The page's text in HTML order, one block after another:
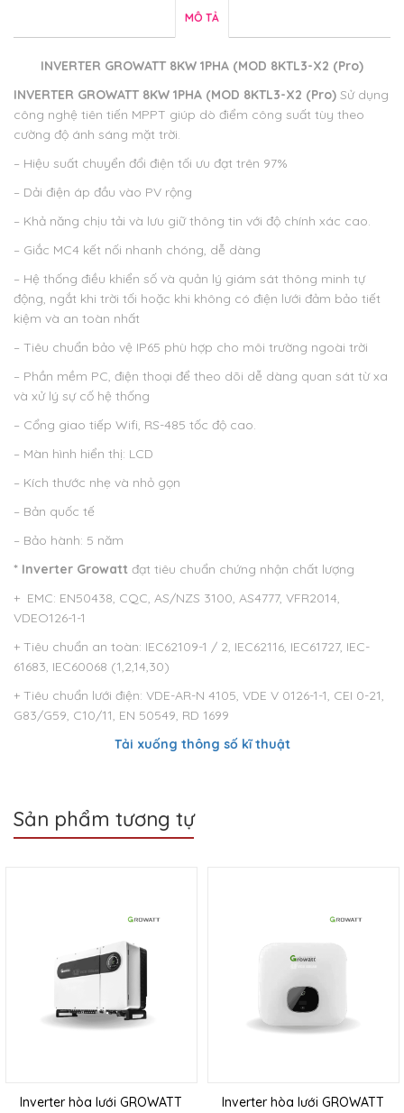
MÔ TẢ
INVERTER GROWATT 8KW 1PHA (MOD 8KTL3-X2 (Pro)
INVERTER GROWATT 8KW 1PHA (MOD 8KTL3-X2 (Pro) Sử dụng
công nghệ tiên tiến MPPT giúp dò điểm công suất tùy theo
cường độ ánh sáng mặt trời.
– Hiệu suất chuyển đổi điện tối ưu đạt trên 97%
– Dải điện áp đầu vào PV rộng
– Khả năng chịu tải và lưu giữ thông tin với độ chính xác cao.
– Giắc MC4 kết nối nhanh chóng, dễ dàng
– Hệ thống điều khiển số và quản lý giám sát thông minh tự
động, ngắt khi trời tối hoặc khi không có điện lưới đảm bảo tiết
kiệm và an toàn nhất
– Tiêu chuẩn bảo vệ IP65 phù hợp cho môi trường ngoài trời
– Phần mềm PC, điện thoại để theo dõi dễ dàng quan sát từ xa
và xử lý sự cố hệ thống
– Cổng giao tiếp Wifi, RS-485 tốc độ cao.
– Màn hình hiển thị: LCD
– Kích thước nhẹ và nhỏ gọn
– Bản quốc tế
– Bảo hành: 5 năm
* Inverter Growatt đạt tiêu chuẩn chứng nhận chất lượng
+ EMC: EN50438, CQC, AS/NZS 3100, AS4777, VFR2014,
VDEO126-1-1
+ Tiêu chuẩn an toàn: IEC62109-1 / 2, IEC62116, IEC61727, IEC-
61683, IEC60068 (1,2,14,30)
+ Tiêu chuẩn lưới điện: VDE-AR-N 4105, VDE V 0126-1-1, CEI 0-21,
G83/G59, C10/11, EN 50549, RD 1699
Tải xuống thông số kĩ thuật
Sản phẩm tương tự
Inverter hòa lưới GROWATT
Inverter hòa lưới GROWATT